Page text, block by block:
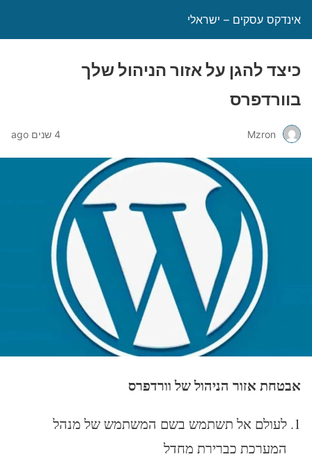
אינדקס עסקים – ישראלי
כיצד להגן על אזור הניהול שלך
בוורדפרס
Mzron 4 שנים ago
אבטחת אזור הניהול של וורדפרס
לעולם אל תשתמש בשם המשתמש של מנהל
המערכת כברירת מחדל